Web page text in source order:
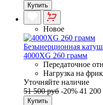
Купить
Новое
Безынерционная
4000XG 260 грамм
Передаточное
Нагрузка на
Уточняйте наличие
51 500 руб -20% 41 200
Купить